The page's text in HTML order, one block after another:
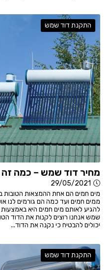
התקנת דוד שמש
מחיר דוד שמש – כמה זה
29/05/2021
ממים חמים ועד כמה הם גורמים לנו
להגיע לאותם מים חמים היא
שמש אנחנו רוצים לקנות את הדוד
יכולים להבטיח כי נקנה את הדוד...
התקנת דוד שמש